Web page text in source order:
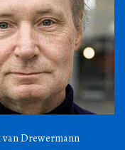
Drewermann